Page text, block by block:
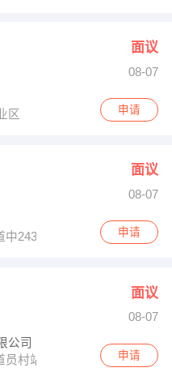
面议
08-07
区
申请
面议
08-07
243号鸿利商务中心312
申请
面议
08-07
公司
村站云尚大厦7楼
申请